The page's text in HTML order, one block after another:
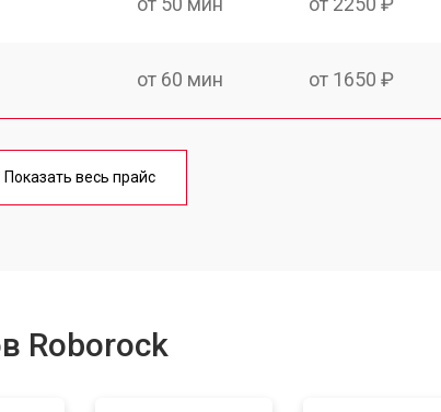
от 60 мин от 1650 ₽
от 50 мин
Показать весь прайс
Roborock